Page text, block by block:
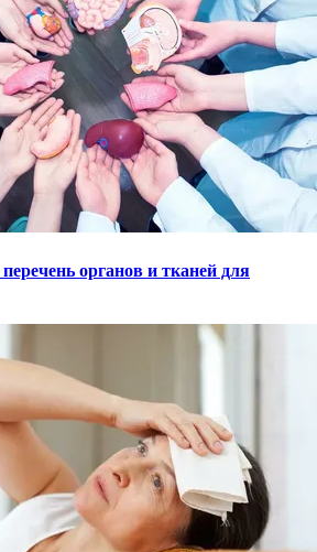
органов и тканей для